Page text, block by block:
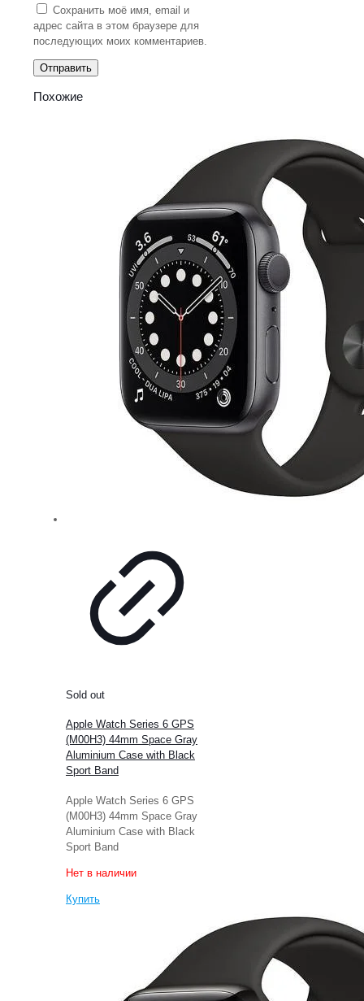
Сохранить моё имя, email и
адрес сайта в этом браузере для
последующих моих комментариев.
Похожие
Sold out
Apple Watch Series 6 GPS
(M00H3) 44mm Space Gray
Aluminium Case with Black
Sport Band
Apple Watch Series 6 GPS
(M00H3) 44mm Space Gray
Aluminium Case with Black
Sport Band
Нет в наличии
Купить